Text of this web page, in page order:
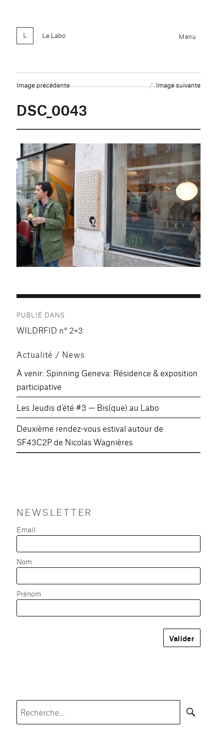
Le Labo Menu
Image précédente Image suivante
DSC_0043
de
PUBLIÉ DANS
WILDRFID n° 2+3
Actualité / News
À venir: Spinning Geneva: Résidence & exposition
participative
Les Jeudis d’été #3 — Bis(que) au Labo
Deuxième rendez-vous estival autour de
SF43C2P de Nicolas Wagnières
NEWSLETTER
Email
Nom
Prénom